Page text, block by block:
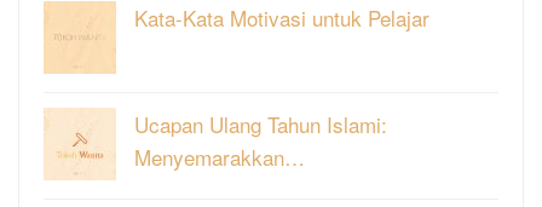
Kata-Kata Motivasi untuk Pelajar
Ucapan Ulang Tahun Islami:
Menyemarakkan…